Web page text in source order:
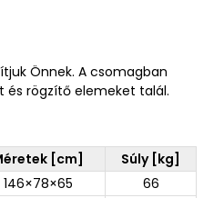
Önnek. A csomagban
és rögzítő elemeket talál.
[cm]
Súly [kg]
146×78×65
66